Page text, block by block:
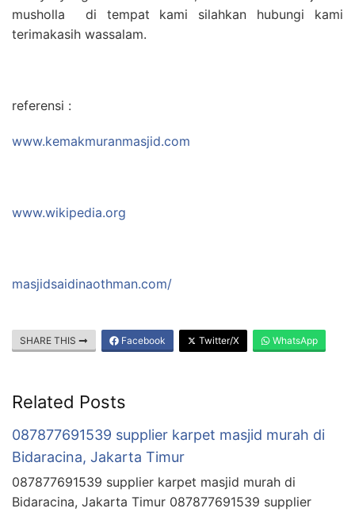
musholla di tempat kami silahkan hubungi kami
terimakasih wassalam.
referensi :
www.kemakmuranmasjid.com
www.wikipedia.org
masjidsaidinaothman.com/
SHARE THIS Facebook Twitter/X WhatsApp
Related Posts
087877691539 supplier karpet masjid murah di
Bidaracina, Jakarta Timur
087877691539 supplier karpet masjid murah di
Bidaracina, Jakarta Timur 087877691539 supplier